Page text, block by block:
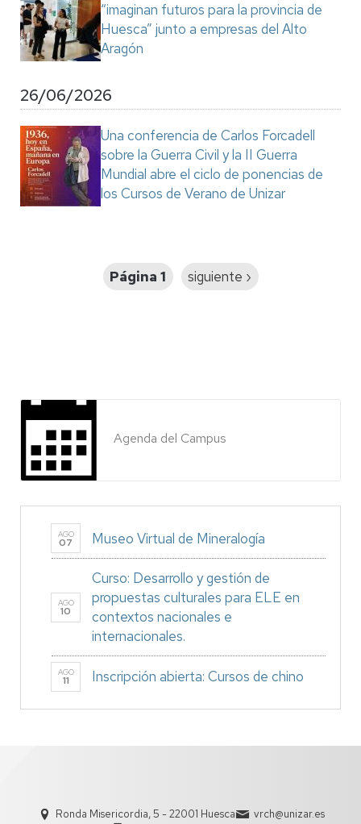
“imaginan futuros para la provincia de
Huesca” junto a empresas del Alto
Aragón
26/06/2026
Una conferencia de Carlos Forcadell
sobre la Guerra Civil y la II Guerra
Mundial abre el ciclo de ponencias de
los Cursos de Verano de Unizar
Página 1
Siguiente
siguiente ›
Agenda del Campus
AGO
07 Museo Virtual de Mineralogía
AGO
10
Curso: Desarrollo y gestión de
propuestas culturales para ELE en
contextos nacionales e
internacionales.
AGO
11 Inscripción abierta: Cursos de chino
Ronda Misericordia, 5 - 22001 Huesca
vrch@unizar.es